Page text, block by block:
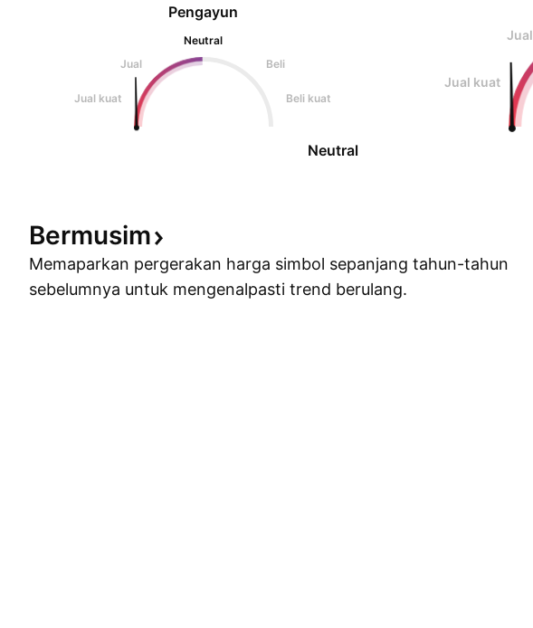
Pengayun
Neutral
Jual
Beli
Jual kuat Beli kuat
Neutral
Jual
Jual kuat
Bermusim
Memaparkan pergerakan harga simbol sepanjang tahun-tahun
sebelumnya untuk mengenalpasti trend berulang.